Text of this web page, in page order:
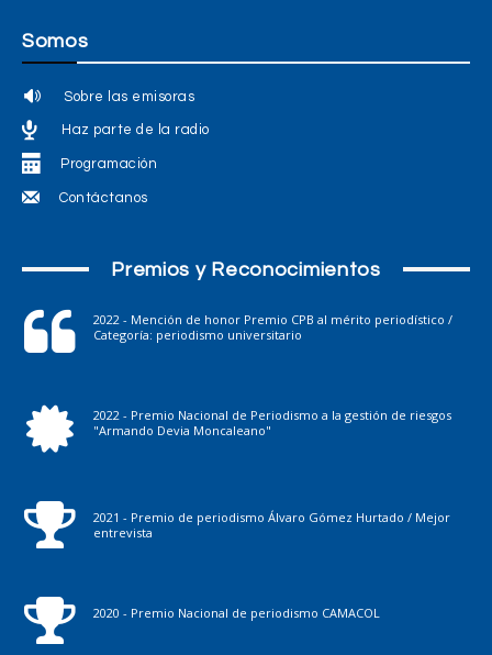
Somos
Sobre las emisoras
Haz parte de la radio
Programación
Contáctanos
Premios y Reconocimientos
2022 - Mención de honor Premio CPB al mérito periodístico /
Categoría: periodismo universitario
2022 - Premio Nacional de Periodismo a la gestión de riesgos
"Armando Devia Moncaleano"
2021 - Premio de periodismo Álvaro Gómez Hurtado / Mejor
entrevista
2020 - Premio Nacional de periodismo CAMACOL